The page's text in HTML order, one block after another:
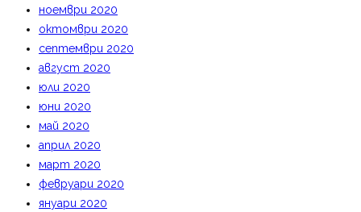
ноември 2020
октомври 2020
септември 2020
август 2020
юли 2020
юни 2020
май 2020
април 2020
март 2020
февруари 2020
януари 2020